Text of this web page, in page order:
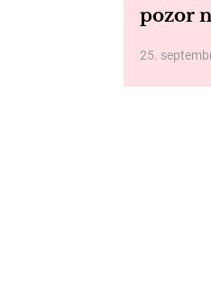
pozor
25.